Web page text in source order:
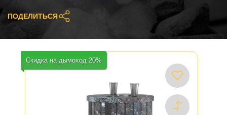
ПОДЕЛИТЬСЯ
Скидка на дымоход 20%